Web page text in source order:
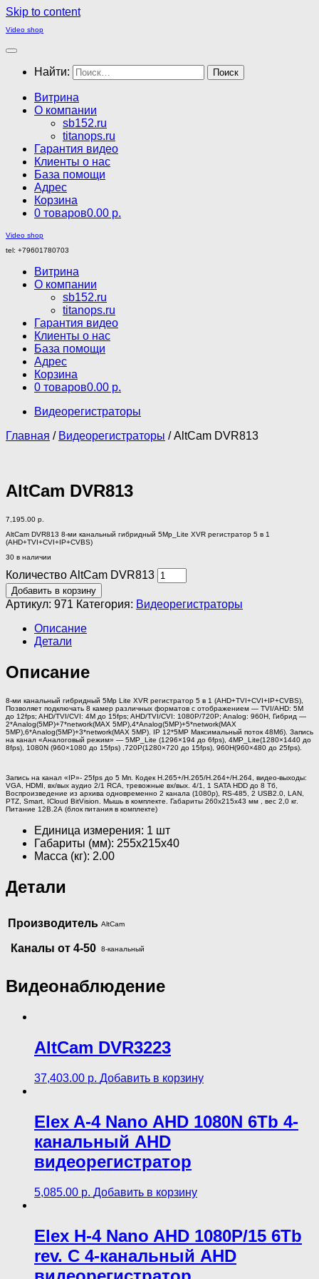
Skip to content
Video shop
Найти:
Витрина
О компании
sb152.ru
titanops.ru
Гарантия видео
Клиенты о нас
База помощи
Адрес
Корзина
0 товаров0.00 р.
Video shop
tel: +79601780703
Витрина
О компании
sb152.ru
titanops.ru
Гарантия видео
Клиенты о нас
База помощи
Адрес
Корзина
0 товаров0.00 р.
Видеорегистраторы
Главная / Видеорегистраторы / AltCam DVR813
AltCam DVR813
7,195.00 р.
AltCam DVR813 8-ми канальный гибридный 5Mp_Lite XVR регистратор 5 в 1
(AHD+TVI+CVI+IP+CVBS)
30 в наличии
Количество AltCam DVR813
Добавить в корзину
Артикул: 971 Категория: Видеорегистраторы
Описание
Детали
Описание
8-ми канальный гибридный 5Mp Lite XVR регистратор 5 в 1 (AHD+TVI+CVI+IP+CVBS),
Позволяет подключать 8 камер различных форматов с отображением — TVI/AHD: 5M
до 12fps; AHD/TVI/CVI: 4M до 15fps; AHD/TVI/CVI: 1080P/720P; Analog: 960H, Гибрид —
2*Analog(5MP)+7*network(MAX 5MP),4*Analog(5MP)+5*network(MAX
5MP),6*Analog(5MP)+3*network(MAX 5MP). IP 12*5MP Максимальный поток 48Mб). Запись
на канал «Аналоговый режим» — 5MP_Lite (1296×194 до 6fps), 4MP_Lite(1280×1440 до
8fps), 1080N (960×1080 до 15fps) ,720P(1280×720 до 15fps), 960H(960×480 до 25fps).
Запись на канал «IP»- 25fps до 5 Мп. Кодек H.265+/H.265/H.264+/H.264, видео-выходы:
VGA, HDMI, вх/вых аудио 2/1 RCA, тревожные вх/вых. 4/1, 1 SATA HDD до 8 Тб,
Воспроизведение из архива одновременно 2 канала (1080р), RS-485, 2 USB2.0, LAN,
PTZ, Smart, ICloud BitVision. Мышь в комплекте. Габариты 260x215x43 мм , вес 2,0 кг.
Питание 12B.2А (блок питания в комплекте)
Единица измерения: 1 шт
Габариты (мм): 255x215x40
Масса (кг): 2.00
Детали
Производитель AltCam
Каналы от 4-50 8-канальный
Видеонаблюдение
AltCam DVR3223
37,403.00 р. Добавить в корзину
Elex A-4 Nano AHD 1080N 6Tb 4-
канальный AHD
видеорегистратор
5,085.00 р. Добавить в корзину
Elex H-4 Nano AHD 1080P/15 6Tb
rev. C 4-канальный AHD